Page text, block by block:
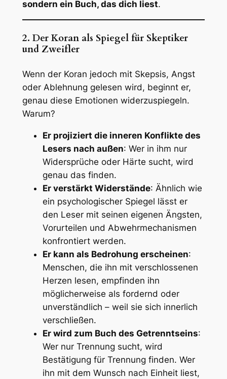
sondern ein Buch, das dich liest.
2. Der Koran als Spiegel für Skeptiker
und Zweifler
Wenn der Koran jedoch mit Skepsis, Angst
oder Ablehnung gelesen wird, beginnt er,
genau diese Emotionen widerzuspiegeln.
Warum?
Er projiziert die inneren Konflikte des
Lesers nach außen: Wer in ihm nur
Widersprüche oder Härte sucht, wird
genau das finden.
Er verstärkt Widerstände: Ähnlich wie
ein psychologischer Spiegel lässt er
den Leser mit seinen eigenen Ängsten,
Vorurteilen und Abwehrmechanismen
konfrontiert werden.
Er kann als Bedrohung erscheinen:
Menschen, die ihn mit verschlossenen
Herzen lesen, empfinden ihn
möglicherweise als fordernd oder
unverständlich – weil sie sich innerlich
verschließen.
Er wird zum Buch des Getrenntseins:
Wer nur Trennung sucht, wird
Bestätigung für Trennung finden. Wer
ihn mit dem Wunsch nach Einheit liest,